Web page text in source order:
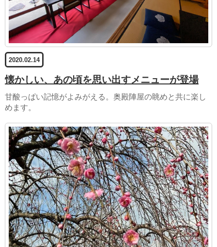
2020.02.14
懐かしい、あの頃を思い出すメニューが登場
甘酸っぱい記憶がよみがえる。奥殿陣屋の眺めと共に楽し
めます。